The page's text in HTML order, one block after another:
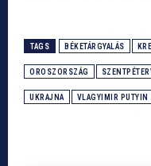
TAGS BÉKETÁRGYALÁS
OROSZORSZÁG
UKRAJNA VLAGYIMIR PUTYIN